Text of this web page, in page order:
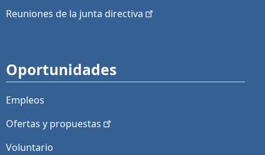
Reuniones de la junta directiva
Oportunidades
Empleos
Ofertas y propuestas
Voluntario